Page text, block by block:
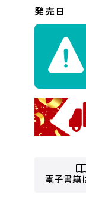
発売日
電子書籍